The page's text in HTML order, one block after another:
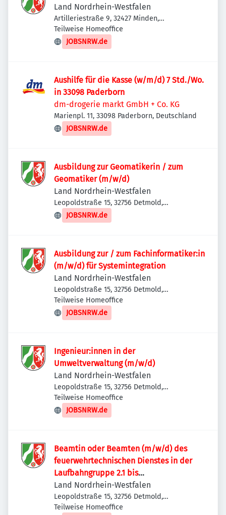
Land Nordrhein-Westfalen
Artilleriestraße 9, 32427 Minden,
Deutschland
Teilweise Homeoffice
JOBSNRW.de
Aushilfe für die Kasse (w/m/d) 7 Std./Wo.
in 33098 Paderborn
dm-drogerie markt GmbH + Co. KG
Marienpl. 11, 33098 Paderborn, Deutschland
JOBSNRW.de
Ausbildung zur Geomatikerin / zum
Geomatiker (m/w/d)
Land Nordrhein-Westfalen
Leopoldstraße 15, 32756 Detmold,
Deutschland
JOBSNRW.de
Ausbildung zur / zum Fachinformatiker:in
(m/w/d) für Systemintegration
Land Nordrhein-Westfalen
Leopoldstraße 15, 32756 Detmold,
Deutschland
Teilweise Homeoffice
JOBSNRW.de
Ingenieur:innen in der
Umweltverwaltung (m/w/d)
Land Nordrhein-Westfalen
Leopoldstraße 15, 32756 Detmold,
Deutschland
Teilweise Homeoffice
JOBSNRW.de
Beamtin oder Beamten (m/w/d) des
feuerwehrtechnischen Dienstes in der
Laufbahngruppe 2.1 bis
Besoldungsgruppe A12 LBesO
Land Nordrhein-Westfalen
Leopoldstraße 15, 32756 Detmold,
Deutschland
Teilweise Homeoffice